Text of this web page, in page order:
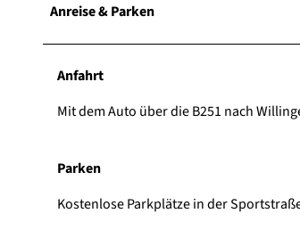
Anreise & Parken
Anfahrt
Mit dem Auto über die B251 nach
Parken
Kostenlose Parkplätze in der